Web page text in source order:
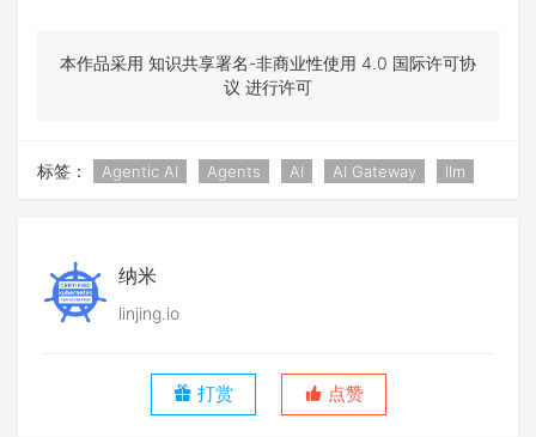
本作品采用 知识共享署名-非商业性使用 4.0 国际许可协
议 进行许可
标签： Agentic AI Agents AI AI Gateway llm
纳米
linjing.io
打赏 点赞